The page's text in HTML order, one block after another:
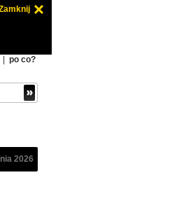
po co?
2026